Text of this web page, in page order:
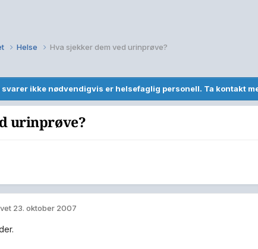
Helse Hva sjekker dem ved urinprøve?
svarer ikke nødvendigvis er helsefaglig personell. Ta kontakt
urinprøve?
23. oktober 2007